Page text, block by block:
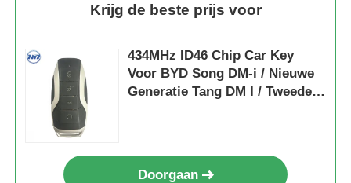
Krijg de beste prijs voor
434MHz ID46 Chip Car Key
Voor BYD Song DM-i / Nieuwe
Generatie Tang DM I / Tweede
Doorgaan